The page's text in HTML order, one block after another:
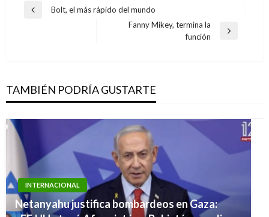
Navegación
Entrada
Bolt, el más rápido del mundo
Fanny Mikey, termina la
función
TAMBIÉN PODRÍA GUSTARTE
INTERNACIONAL
Netanyahu justifica bombardeos en Gaza:
INTERNACIONAL